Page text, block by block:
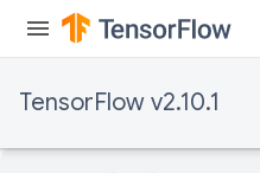
TensorFlow v2.10.1